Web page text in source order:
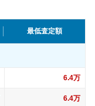
最低査定額
6.4万
6.4万